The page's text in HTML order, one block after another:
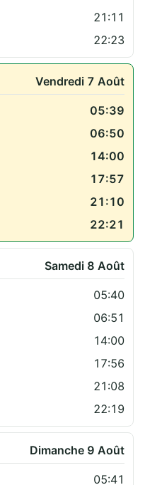
21:11
22:23
Vendredi 7 Août
05:39
06:50
14:00
17:57
21:10
22:21
Samedi 8 Août
05:40
06:51
14:00
17:56
21:08
22:19
Dimanche 9 Août
05:41